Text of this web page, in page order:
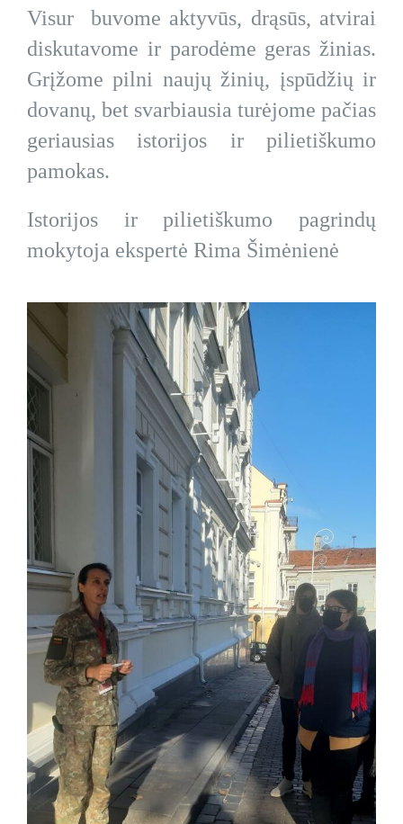
Visur buvome aktyvūs, drąsūs, atvirai
diskutavome ir parodėme geras žinias.
Grįžome pilni naujų žinių, įspūdžių ir
dovanų, bet svarbiausia turėjome pačias
geriausias istorijos ir pilietiškumo
pamokas.
Istorijos ir pilietiškumo pagrindų
mokytoja ekspertė Rima Šimėnienė